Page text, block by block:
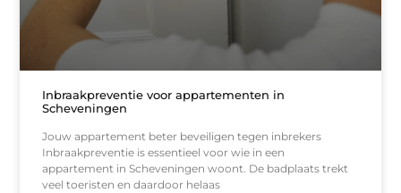
Inbraakpreventie voor appartementen in
Scheveningen
Jouw appartement beter beveiligen tegen inbrekers
Inbraakpreventie is essentieel voor wie in een
appartement in Scheveningen woont. De badplaats trekt
veel toeristen en daardoor helaas